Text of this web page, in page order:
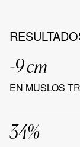
-9 cm
EN MUSLOS
34%